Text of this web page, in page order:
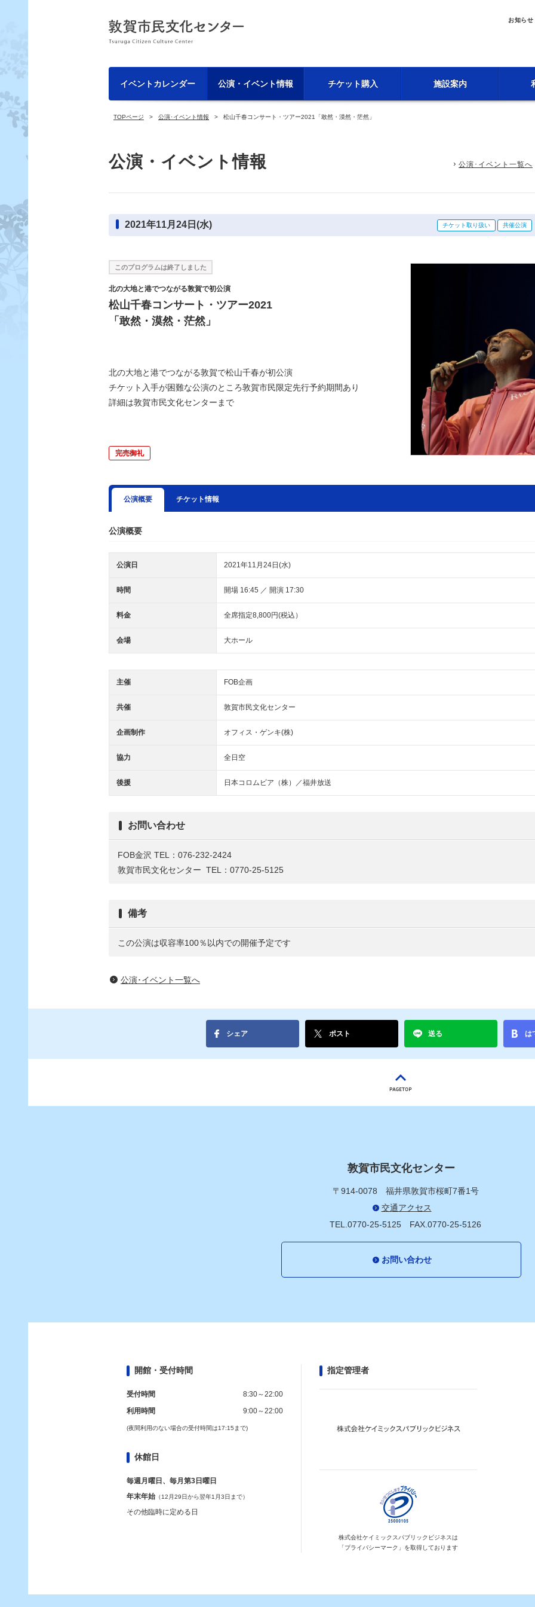
お知らせ
イベントカレンダー 公演・イベント情報 チケット購入 施設案内
TOPページ 公演･イベント情報 松山千春コンサート・ツアー2021「敢然・漠然・茫然」
公演・イベント情報 公演･イベント一覧へ
2021年11月24日(水) チケット取り扱い 共催公演
このプログラムは終了しました
北の大地と港でつながる敦賀で初公演
松山千春コンサート・ツアー2021
「敢然・漠然・茫然」
北の大地と港でつながる敦賀で松山千春が初公演
チケット入手が困難な公演のところ敦賀市民限定先行予約期間あり
詳細は敦賀市民文化センターまで
完売御礼
公演概要 チケット情報
公演概要
公演日 2021年11月24日(水)
時間 開場 16:45 ／ 開演 17:30
料金 全席指定8,800円(税込）
会場 大ホール
主催 FOB企画
共催 敦賀市民文化センター
企画制作 オフィス・ゲンキ(株)
協力 全日空
後援 日本コロムビア（株）／福井放送
お問い合わせ
FOB金沢 TEL：076-232-2424
敦賀市民文化センター TEL：0770-25-5125
備考
この公演は収容率100％以内での開催予定です
公演･イベント一覧へ
シェア ポスト 送る は
敦賀市民文化センター
〒914-0078 福井県敦賀市桜町7番1号
交通アクセス
TEL.0770-25-5125 FAX.0770-25-5126
お問い合わせ
開館・受付時間
受付時間
8:30～22:00
利用時間
9:00～22:00
(夜間利用のない場合の受付時間は17:15まで)
休館日
毎週月曜日、毎月第3日曜日
年末年始 （12月29日から翌年1月3日まで）
その他臨時に定める日
指定管理者
株式会社ケイミックス パブリックビジネスは
「プライバシーマーク」を取得しております